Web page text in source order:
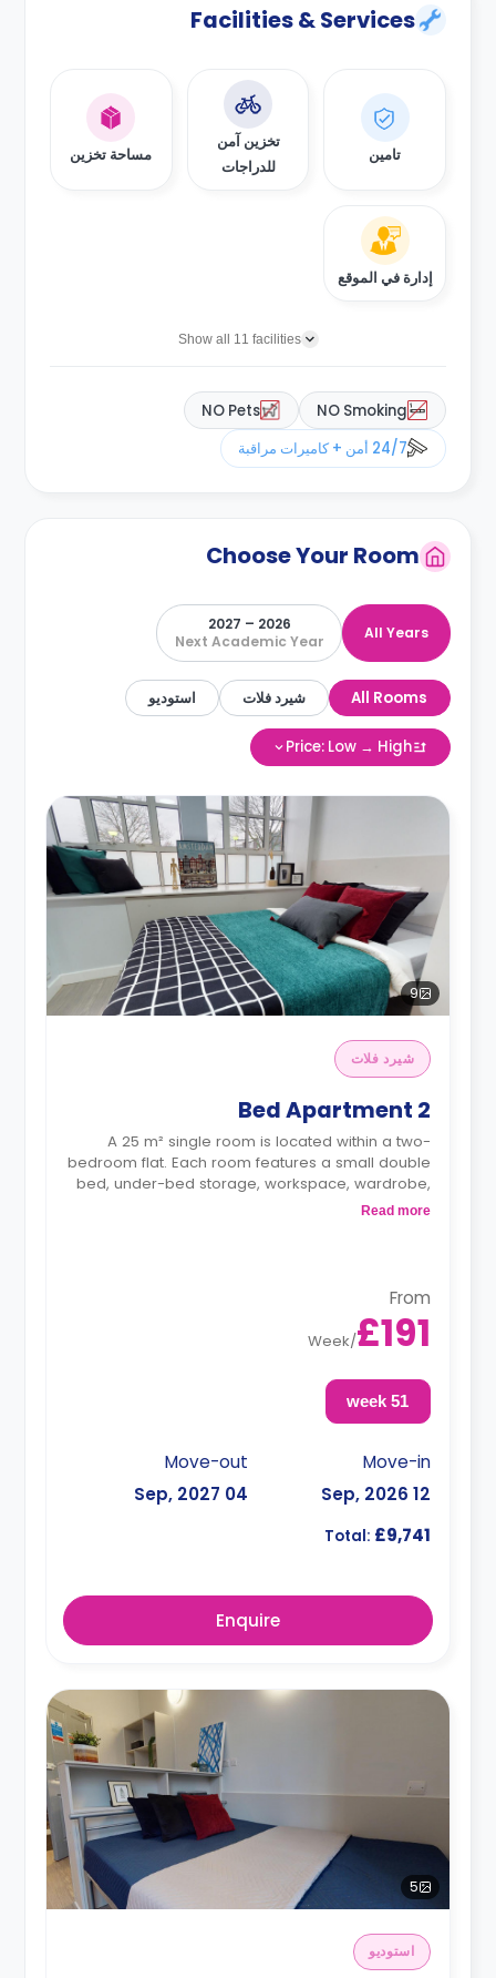
Facilities & Services
تامين
تخزين آمن
للدراجات
مساحة تخزين
إدارة في الموقع
Show all 11 facilities
NO Smoking
NO Pets
24/7 أمن + كاميرات مراقبة
Choose Your Room
All Years
2026 – 2027
Next Academic Year
All Rooms شيرد فلات استوديو
Price: Low → High
9
شيرد فلات
2 Bed Apartment
A 25 m² single room is located within a two-
bedroom flat. Each room features a small double
bed, under-bed storage, workspace, wardrobe,
mirror, bookshelf, and plenty of storage space.
Read more
From
£191
/
Week
51 week
Move-in
12 Sep, 2026
Move-out
04 Sep, 2027
Total: £9,741
Enquire
5
استوديو